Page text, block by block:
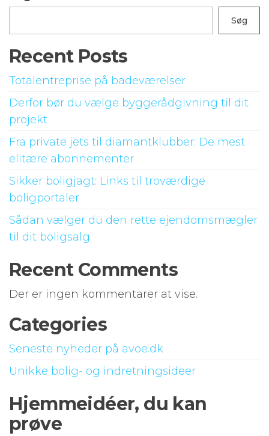
Søg
Recent Posts
Totalentreprise på badeværelser
Derfor bør du vælge byggerådgivning til dit
projekt
Fra private jets til diamantklubber: De mest
elitære abonnementer
Sikker boligjagt: Links til troværdige
boligportaler
Sådan vælger du den rette ejendomsmægler
til dit boligsalg
Recent Comments
Der er ingen kommentarer at vise.
Categories
Seneste nyheder på avoe.dk
Unikke bolig- og indretningsideer
Hjemmeidéer, du kan
prøve